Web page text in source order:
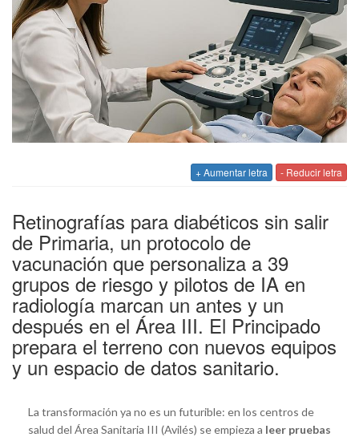
+ Aumentar letra - Reducir letra
Retinografías para diabéticos sin salir
de Primaria, un protocolo de
vacunación que personaliza a 39
grupos de riesgo y pilotos de IA en
radiología marcan un antes y un
después en el Área III. El Principado
prepara el terreno con nuevos equipos
y un espacio de datos sanitario.
La transformación ya no es un futurible: en los centros de
salud del Área Sanitaria III (Avilés) se empieza a leer pruebas